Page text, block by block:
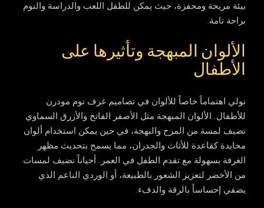
بيئة مريحة ومحفزة، حيث يمكن للطفل اللعب والدراسة والنوم
براحة تامة.
الألوان المبهجة وتأثيرها على
الأطفال
نولي اهتماماً خاصاً للألوان فيتصاميم غرف نوم مودرن
للأطفال. الألوان المبهجة مثل الأصفر الفاتح والأزرق السماوي
تضيف لمسة من المرح والبهجة، في حين يمكن استخدام ألوان
محايدة كقاعدة للأثاث والجدران، مما يسمح بتحديث مظهر
الغرفة بسهولة مع تقدم الطفل في العمر. أحياناً نضيف لمسات
من الأخضر لتعزيز الشعور بالطبيعة، أو الوردي الناعم الذي
يضفي إحساساً بالرقة والدفء.